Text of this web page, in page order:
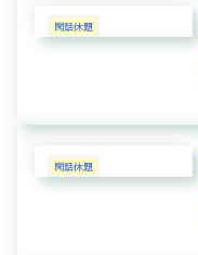
閑話休題
閑話休題